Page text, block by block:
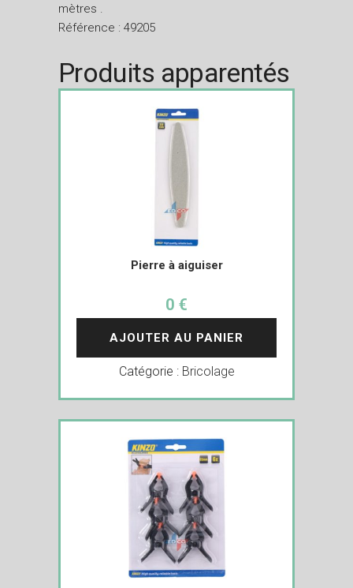
mètres .
Référence : 49205
Produits apparentés
Pierre à aiguiser
0 €
AJOUTER AU PANIER
Catégorie : Bricolage